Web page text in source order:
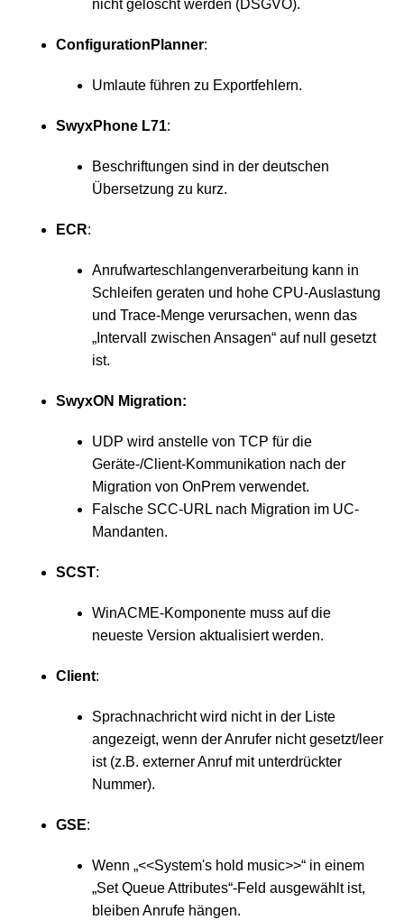
nicht gelöscht werden (DSGVO).
ConfigurationPlanner:
Umlaute führen zu Exportfehlern.
SwyxPhone L71:
Beschriftungen sind in der deutschen
Übersetzung zu kurz.
ECR:
Anrufwarteschlangenverarbeitung kann in
Schleifen geraten und hohe CPU-Auslastung
und Trace-Menge verursachen, wenn das
„Intervall zwischen Ansagen“ auf null gesetzt
ist.
SwyxON Migration:
UDP wird anstelle von TCP für die
Geräte-/Client-Kommunikation nach der
Migration von OnPrem verwendet.
Falsche SCC-URL nach Migration im UC-
Mandanten.
SCST:
WinACME-Komponente muss auf die
neueste Version aktualisiert werden.
Client:
Sprachnachricht wird nicht in der Liste
angezeigt, wenn der Anrufer nicht gesetzt/leer
ist (z.B. externer Anruf mit unterdrückter
Nummer).
GSE:
Wenn „<<System's hold music>>“ in einem
„Set Queue Attributes“-Feld ausgewählt ist,
bleiben Anrufe hängen.